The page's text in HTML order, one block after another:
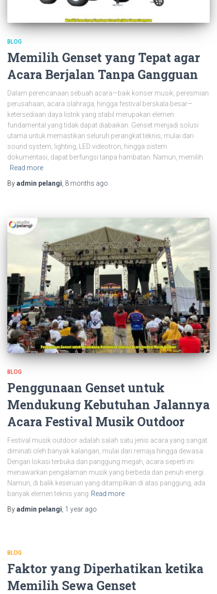
BLOG
Memilih Genset yang Tepat agar
Acara Berjalan Tanpa Gangguan
Dalam perencanaan sebuah acara—baik konser musik, peresmian
perusahaan, acara olahraga, hingga festival berskala besar—
ketersediaan daya listrik yang stabil merupakan elemen
fundamental yang tidak dapat diabaikan. Genset menjadi solusi
utama untuk memastikan seluruh perangkat teknis, mulai dari
sound system, lighting, LED videotron, hingga sistem
dokumentasi, dapat berfungsi tanpa hambatan. Namun, memilih
Read more
Byadmin pelangi, 8 months ago
BLOG
Penggunaan Genset untuk
Mendukung Kebutuhan Jalannya
Acara Festival Musik Outdoor
Festival musik outdoor adalah salah satu jenis acara yang sangat
diminati oleh banyak kalangan, mulai dari remaja hingga dewasa.
Dengan lokasi terbuka dan panggung megah, acara seperti ini
menawarkan pengalaman musik yang berbeda dan penuh energi.
Namun, di balik keseruan yang ditampilkan di atas panggung, ada
banyak elemen teknis yang Read more
Byadmin pelangi 1 year ago
BLOG
Faktor yang Diperhatikan ketika
Memilih Sewa Genset